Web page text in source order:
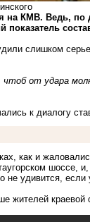
на КМВ. Ведь, по
слишком
от удара
к диалогу
как и
шоссе,
не удивится,
жителей краевой